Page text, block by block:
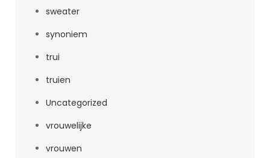
sweater
synoniem
trui
truien
Uncategorized
vrouwelijke
vrouwen